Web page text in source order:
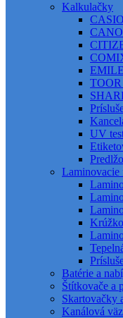
Kalkulačky
UV
Laminovacie
Batérie a
Štítkovače a
Skartovačky
Kanálová